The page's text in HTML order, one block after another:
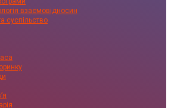
взаємовідносин
суспільство